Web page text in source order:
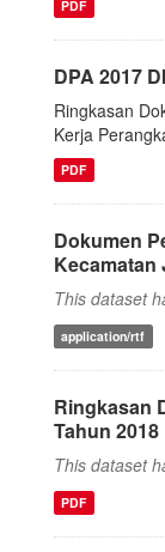
PDF
DPA 2017
Ringkasan
Kerja
PDF
Dokumen
Kecamatan
This dataset
application/rtf
Ringkasan
Tahun 2018
This dataset
PDF